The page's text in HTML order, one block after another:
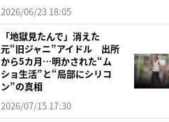
2026/06/23 18:05
「地獄見たんで」消えた
元“旧ジャニ”アイドル 出所
から5カ月…明かされた“ム
ショ生活”と“局部にシリコ
ン”の真相
2026/07/15 17:30